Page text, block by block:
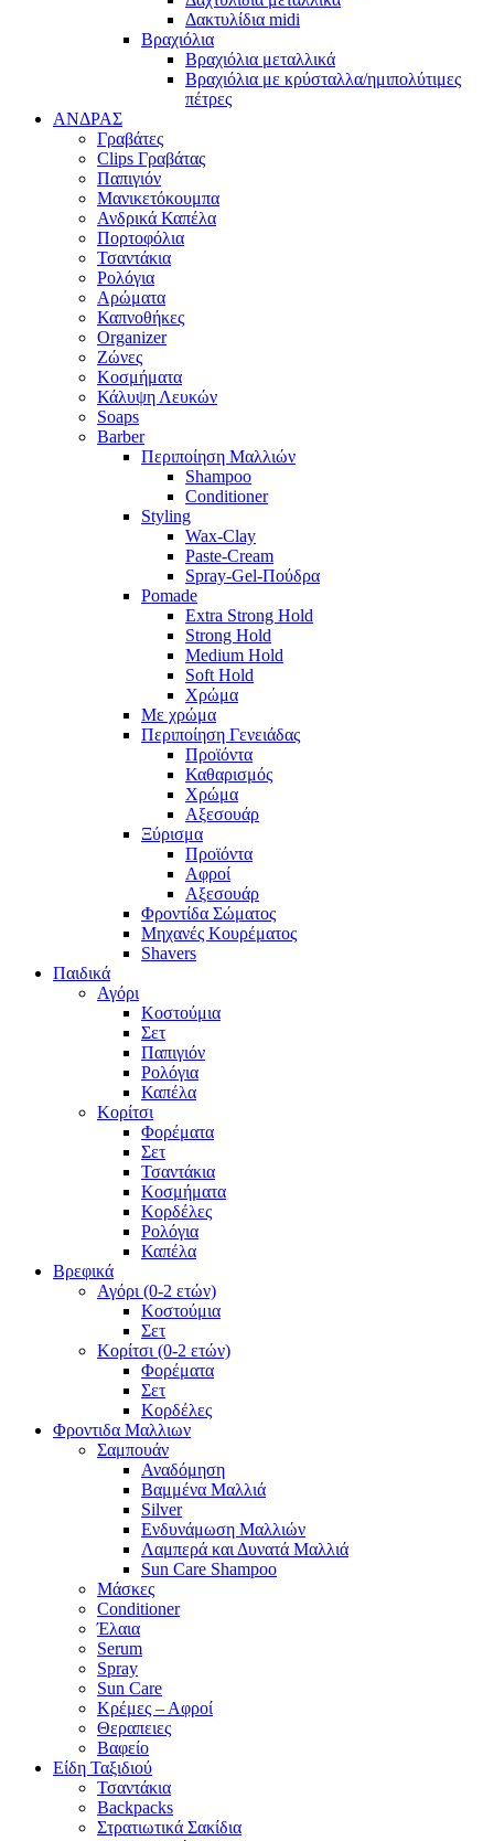
Δακτυλίδια midi
Βραχιόλια
Βραχιόλια μεταλλικά
Βραχιόλια με κρύσταλλα/ημιπολύτιμες
πέτρες
ΑΝΔΡΑΣ
Γραβάτες
Clips Γραβάτας
Παπιγιόν
Μανικετόκουμπα
Ανδρικά Καπέλα
Πορτοφόλια
Τσαντάκια
Ρολόγια
Αρώματα
Καπνοθήκες
Organizer
Ζώνες
Κοσμήματα
Κάλυψη Λευκών
Soaps
Barber
Περιποίηση Μαλλιών
Shampoo
Conditioner
Styling
Wax-Clay
Paste-Cream
Spray-Gel-Πούδρα
Pomade
Extra Strong Hold
Strong Hold
Medium Hold
Soft Hold
Χρώμα
Με χρώμα
Περιποίηση Γενειάδας
Προϊόντα
Καθαρισμός
Χρώμα
Αξεσουάρ
Ξύρισμα
Προϊόντα
Αφροί
Αξεσουάρ
Φροντίδα Σώματος
Μηχανές Κουρέματος
Shavers
Παιδικά
Αγόρι
Κοστούμια
Σετ
Παπιγιόν
Ρολόγια
Καπέλα
Κορίτσι
Φορέματα
Σετ
Τσαντάκια
Κοσμήματα
Κορδέλες
Ρολόγια
Καπέλα
Βρεφικά
Αγόρι (0-2 ετών)
Κοστούμια
Σετ
Κορίτσι (0-2 ετών)
Φορέματα
Σετ
Κορδέλες
Φροντιδα Μαλλιων
Σαμπουάν
Αναδόμηση
Βαμμένα Μαλλιά
Silver
Ενδυνάμωση Μαλλιών
Λαμπερά και Δυνατά Μαλλιά
Sun Care Shampoo
Μάσκες
Conditioner
Έλαια
Serum
Spray
Sun Care
Κρέμες – Αφροί
Θεραπειες
Βαφείο
Είδη Ταξιδιού
Τσαντάκια
Backpacks
Στρατιωτικά Σακίδια